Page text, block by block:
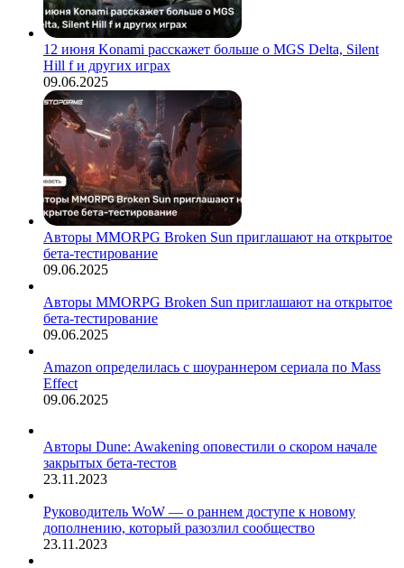
12 июня Konami расскажет больше о MGS Delta, Silent
Hill f и других играх
09.06.2025
Авторы MMORPG Broken Sun приглашают на открытое
бета-тестирование
09.06.2025
Авторы MMORPG Broken Sun приглашают на открытое
бета-тестирование
09.06.2025
Amazon определилась с шоураннером сериала по Mass
Effect
09.06.2025
Авторы Dune: Awakening оповестили о скором начале
закрытых бета-тестов
23.11.2023
Руководитель WoW — о раннем доступе к новому
дополнению, который разозлил сообщество
23.11.2023